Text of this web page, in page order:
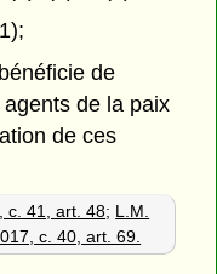
de
de la paix
de ces
c. 41, art. 48; L.M.
c. 40, art. 69.